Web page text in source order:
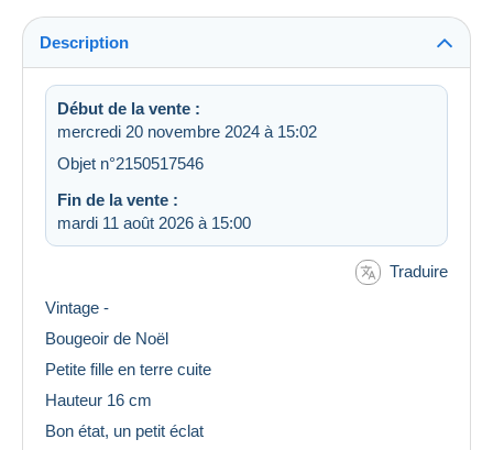
Description
Début de la vente :
mercredi 20 novembre 2024 à 15:02
Objet n°2150517546
Fin de la vente :
mardi 11 août 2026 à 15:00
Traduire
Vintage -
Bougeoir de Noël
Petite fille en terre cuite
Hauteur 16 cm
Bon état, un petit éclat